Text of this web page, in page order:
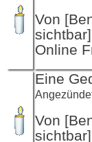
Von
sichtbar]
Online
Eine
Von
sichtbar]